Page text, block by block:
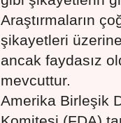
Araştırmaların
şikayetleri
ancak faydasız
mevcuttur.
Amerika Birleşik